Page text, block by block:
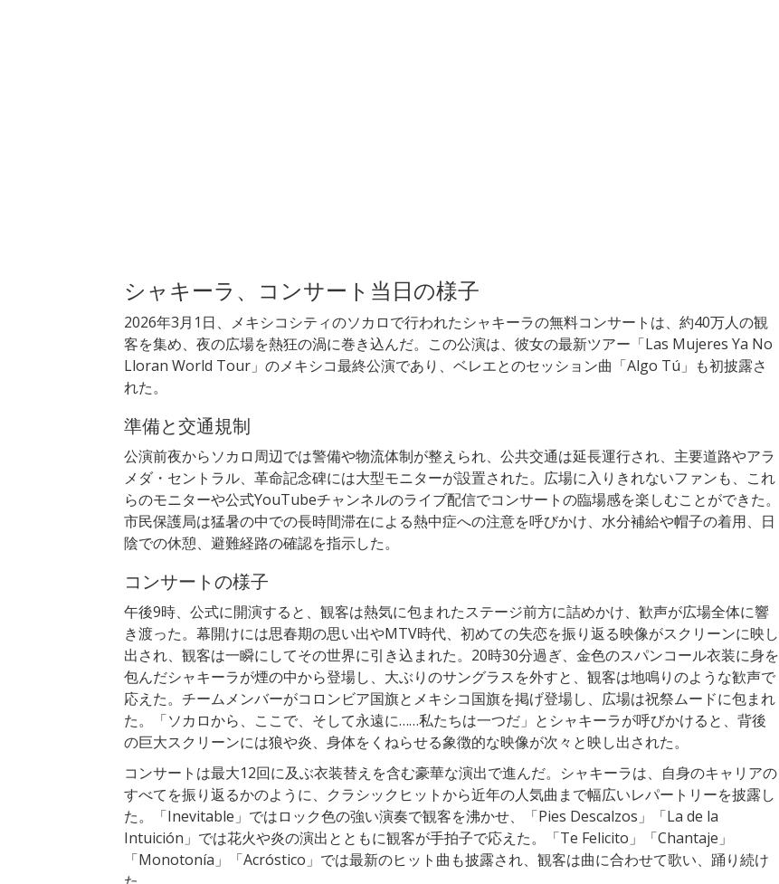
シャキーラ、コンサート当日の様子
2026年3月1日、メキシコシティのソカロで行われたシャキーラの無料コンサートは、約40万人の観
客を集め、夜の広場を熱狂の渦に巻き込んだ。この公演は、彼女の最新ツアー「Las Mujeres Ya No
Lloran World Tour」のメキシコ最終公演であり、ベレエとのセッション曲「Algo Tú」も初披露さ
れた。
準備と交通規制
公演前夜からソカロ周辺では警備や物流体制が整えられ、公共交通は延長運行され、主要道路やアラ
メダ・セントラル、革命記念碑には大型モニターが設置された。広場に入りきれないファンも、これ
らのモニターや公式YouTubeチャンネルのライブ配信でコンサートの臨場感を楽しむことができた。
市民保護局は猛暑の中での長時間滞在による熱中症への注意を呼びかけ、水分補給や帽子の着用、日
陰での休憩、避難経路の確認を指示した。
コンサートの様子
午後9時、公式に開演すると、観客は熱気に包まれたステージ前方に詰めかけ、歓声が広場全体に響
き渡った。幕開けには思春期の思い出やMTV時代、初めての失恋を振り返る映像がスクリーンに映し
出され、観客は一瞬にしてその世界に引き込まれた。20時30分過ぎ、金色のスパンコール衣装に身を
包んだシャキーラが煙の中から登場し、大ぶりのサングラスを外すと、観客は地鳴りのような歓声で
応えた。チームメンバーがコロンビア国旗とメキシコ国旗を掲げ登場し、広場は祝祭ムードに包まれ
た。「ソカロから、ここで、そして永遠に……私たちは一つだ」とシャキーラが呼びかけると、背後
の巨大スクリーンには狼や炎、身体をくねらせる象徴的な映像が次々と映し出された。
コンサートは最大12回に及ぶ衣装替えを含む豪華な演出で進んだ。シャキーラは、自身のキャリアの
すべてを振り返るかのように、クラシックヒットから近年の人気曲まで幅広いレパートリーを披露し
た。「Inevitable」ではロック色の強い演奏で観客を沸かせ、「Pies Descalzos」「La de la
Intuición」では花火や炎の演出とともに観客が手拍子で応えた。「Te Felicito」「Chantaje」
「Monotonía」「Acróstico」では最新のヒット曲も披露され、観客は曲に合わせて歌い、踊り続け